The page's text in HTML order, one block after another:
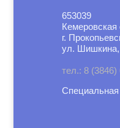
653039
Кемеровская
г.
ул.
тел.: 8 (3846)